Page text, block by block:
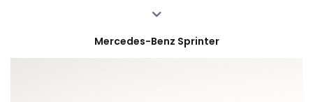
Mercedes-Benz Sprinter